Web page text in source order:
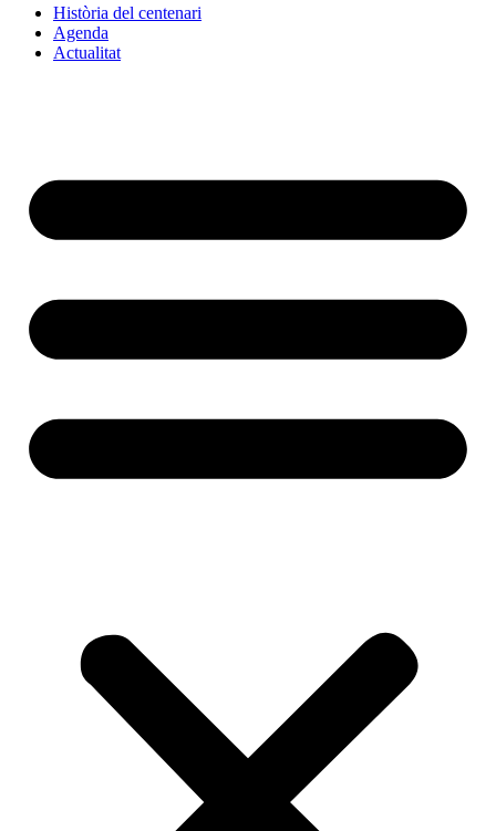
Història del centenari
Agenda
Actualitat